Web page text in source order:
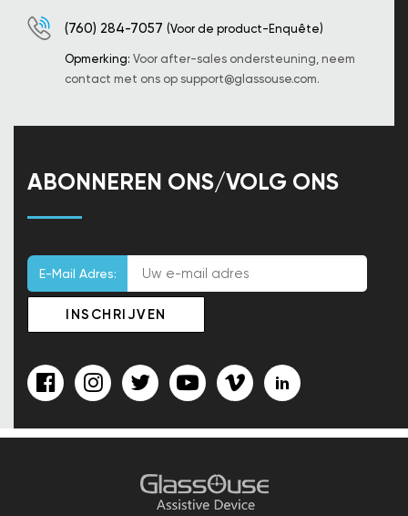
(760) 284-7057 (Voor de product-Enquête)
Opmerking: Voor after-sales ondersteuning, neem
contact met ons op support@glassouse.com.
ABONNEREN ONS/VOLG ONS
E-Mail Adres: